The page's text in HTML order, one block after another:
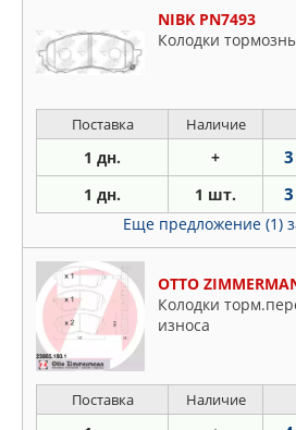
NIBK PN7493
Колодки
Поставка Наличие
1 дн. +
1 дн. 1 шт.
Еще предложение (1)
OTTO
Колодки
износа
Поставка Наличие